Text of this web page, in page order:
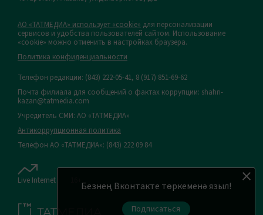
Безнең Вконтакте төркеменә языл!
Подписаться
АО «ТАТМЕДИА» использует «cookie» для персонализации
сервисов и удобства пользователей сайтом. Использование
«cookie» можно отменить в настройках браузера.
Политика конфиденциальности
Телефон редакции: (843) 222-05-41, 8 (917) 851-69-62
Почта филиала для сообщений о фактах коррупции: shahri-
kazan@tatmedia.com
Учредитель СМИ: АО «ТАТМЕДИА»
Антикоррупционная политика
Телефон АО «ТАТМЕДИА»: (843) 222 09 84
Live Internet